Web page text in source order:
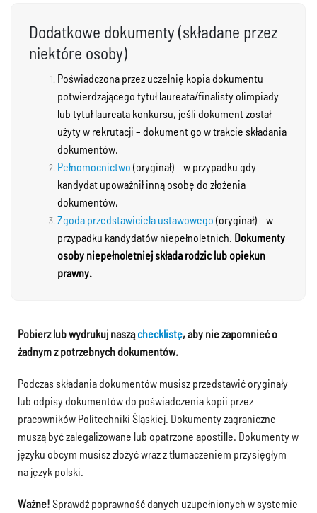
Dodatkowe dokumenty (składane przez
niektóre osoby)
Poświadczona przez uczelnię kopia dokumentu
potwierdzającego tytuł laureata/finalisty olimpiady
lub tytuł laureata konkursu, jeśli dokument został
użyty w rekrutacji – dokument go w trakcie składania
dokumentów.
Pełnomocnictwo (oryginał) – w przypadku gdy
kandydat upoważnił inną osobę do złożenia
dokumentów,
Zgoda przedstawiciela ustawowego (oryginał) – w
przypadku kandydatów niepełnoletnich. Dokumenty
osoby niepełnoletniej składa rodzic lub opiekun
prawny.
Pobierz lub wydrukuj naszą checklistę, aby nie zapomnieć o
żadnym z potrzebnych dokumentów.
Podczas składania dokumentów musisz przedstawić oryginały
lub odpisy dokumentów do poświadczenia kopii przez
pracowników Politechniki Śląskiej. Dokumenty zagraniczne
muszą być zalegalizowane lub opatrzone apostille. Dokumenty w
języku obcym musisz złożyć wraz z tłumaczeniem przysięgłym
na język polski.
Ważne! Sprawdź poprawność danych uzupełnionych w systemie